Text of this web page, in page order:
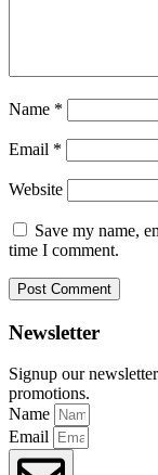
Name *
Email *
Website
Save my name,
time I comment.
Newsletter
Signup our
promotions.
Name
Email